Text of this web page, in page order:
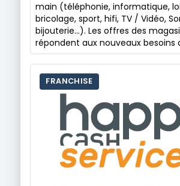
main (téléphonie, informatique,
bricolage, sport, hifi, TV / Vidéo,
bijouterie...). Les offres des
répondent aux nouveaux besoins
FRANCHISE